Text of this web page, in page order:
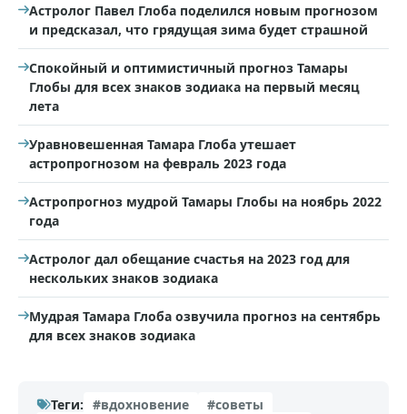
Астролог Павел Глоба поделился новым прогнозом
и предсказал, что грядущая зима будет страшной
Спокойный и оптимистичный прогноз Тамары
Глобы для всех знаков зодиака на первый месяц
лета
Уравновешенная Тамара Глоба утешает
астропрогнозом на февраль 2023 года
Астропрогноз мудрой Тамары Глобы на ноябрь 2022
года
Астролог дал обещание счастья на 2023 год для
нескольких знаков зодиака
Мудрая Тамара Глоба озвучила прогноз на сентябрь
для всех знаков зодиака
Теги: #вдохновение
#советы